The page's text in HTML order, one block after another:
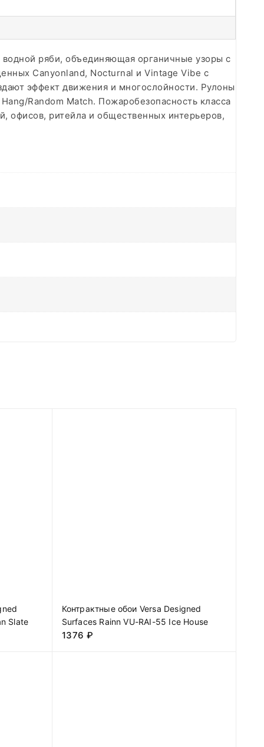
ряби, объединяющая органичные узоры с
Canyonland, Nocturnal и Vintage Vibe с
эффект движения и многослойности. Рулоны
Random Match. Пожаробезопасность класса
офисов, ритейла и общественных интерьеров,
Slate
Контрактные обои Versa Designed
Surfaces Rainn VU-RAI-55 Ice House
1376 ₽